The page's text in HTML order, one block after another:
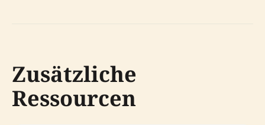
Zusätzliche
Ressourcen